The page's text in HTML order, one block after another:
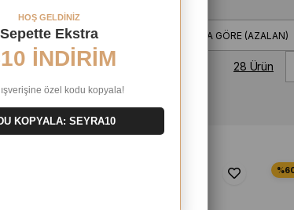
FIYATA GÖRE (AZALAN)
ÜRÜN ADINA GÖRE (A>Z)
28 Ürün
HOŞ GELDİNİZ
Sepette Ekstra
İNDİRİM
özel kodu kopyala!
KOPYALA: SEYRA10